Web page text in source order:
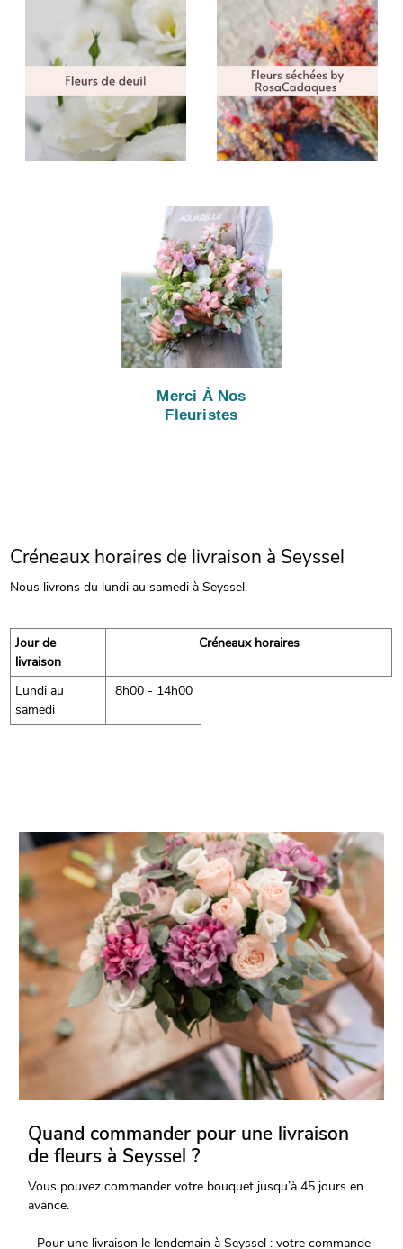
Merci À Nos
Fleuristes
Créneaux horaires de livraison à Seyssel
Nous livrons du lundi au samedi à Seyssel.
Jour de
livraison
Créneaux horaires
Lundi au
samedi
8h00 - 14h00
Quand commander pour une livraison
de fleurs à Seyssel ?
Vous pouvez commander votre bouquet jusqu’à 45 jours en
avance.
- Pour une livraison le lendemain à Seyssel : votre commande